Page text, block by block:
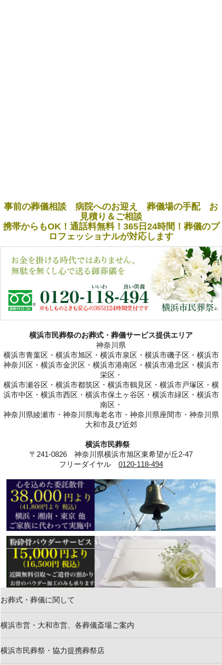
事前の葬儀相談 病院へのお迎え 葬儀場の手配 お
見積り＆ご相談
携帯からもOK！通話料無料！365日24時間！葬儀のプ
ロフェッショナルが対応します
横浜市民葬祭のお葬式・葬儀サービス提供エリア
神奈川県
横浜市青葉区・横浜市旭区・横浜市泉区・横浜市磯子区・横浜市
神奈川区・横浜市金沢区・横浜市港南区・横浜市港北区・横浜市
栄区・
横浜市瀬谷区・横浜市都筑区・横浜市鶴見区・横浜市戸塚区・横
浜市中区・横浜市西区・横浜市保土ヶ谷区・横浜市緑区・横浜市
南区・
神奈川県綾瀬市・神奈川県海老名市・神奈川県座間市・神奈川県
大和市及び近郊
横浜市民葬祭
〒241-0826 神奈川県横浜市旭区東希望が丘2-47
フリーダイヤル 0120-118-494
お葬式・葬儀に関して
横浜市営・大和市営、各葬儀斎場ご案内
横浜市民葬祭・協力提携葬祭店
求人情報・葬祭スタッフ